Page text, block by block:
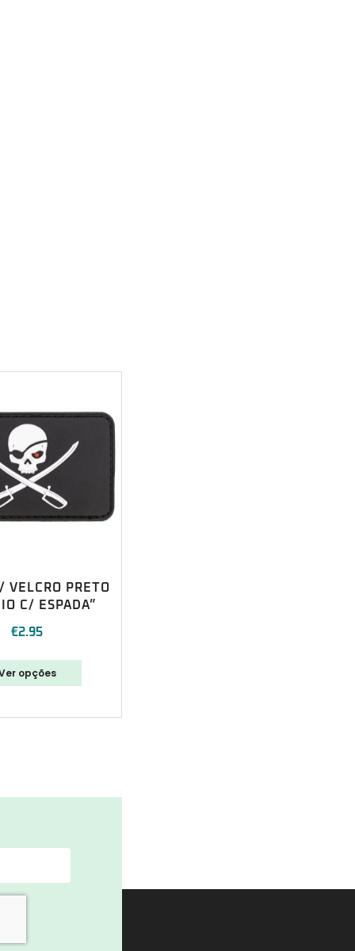
VELCRO PRETO
C/ ESPADA”
€2.95
opções